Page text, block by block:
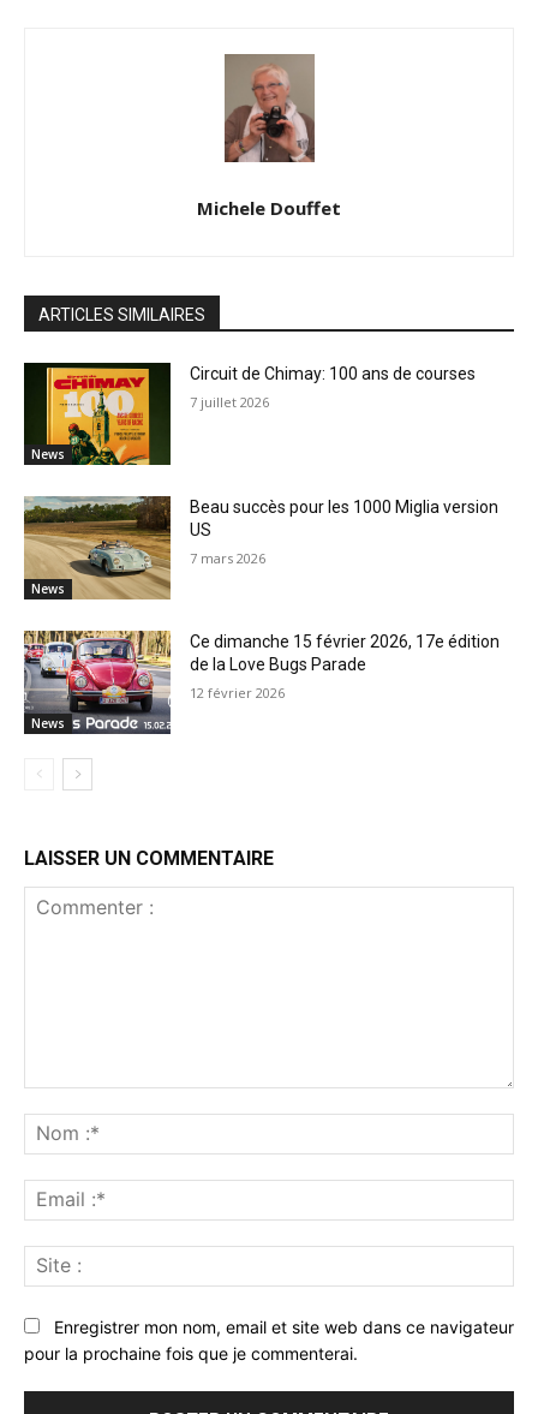
Michele Douffet
ARTICLES SIMILAIRES
News
Circuit de Chimay: 100 ans de courses
7 juillet 2026
News
Beau succès pour les 1000 Miglia version
US
7 mars 2026
News
Ce dimanche 15 février 2026, 17e édition
de la Love Bugs Parade
12 février 2026
LAISSER UN COMMENTAIRE
:*
:*
:
Enregistrer mon nom, email et site web dans ce navigateur
pour la prochaine fois que je commenterai.